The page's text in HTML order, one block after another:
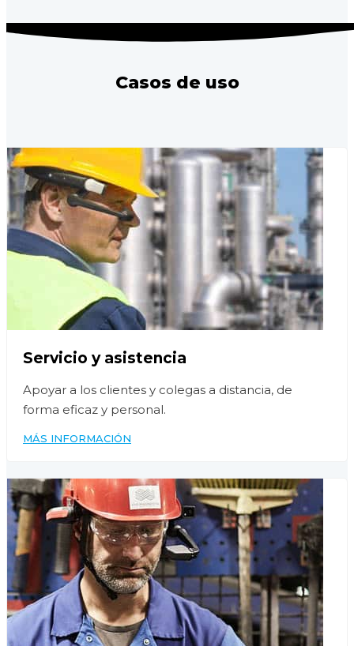
Casos de uso
Servicio y asistencia
Apoyar a los clientes y colegas a distancia, de
forma eficaz y personal.
MÁS INFORMACIÓN